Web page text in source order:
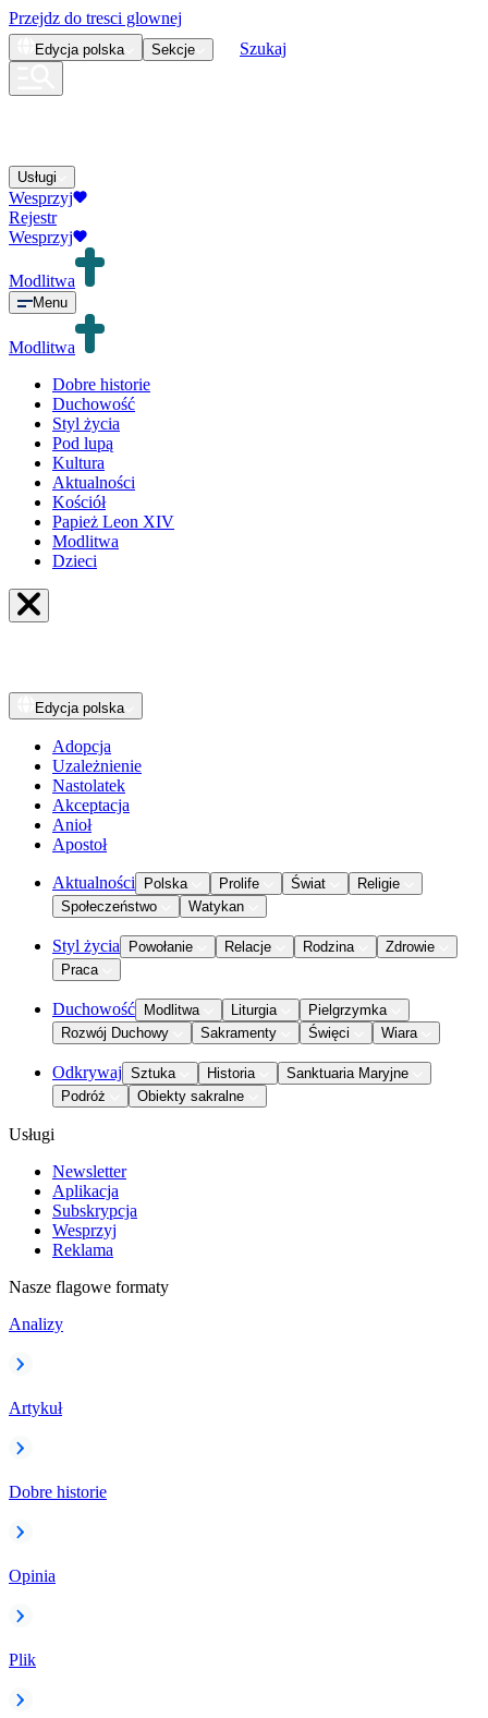
Przejdz do tresci glownej
Edycja polska Sekcje Szukaj
Usługi
Wesprzyj
Rejestr
Wesprzyj
Modlitwa
Menu
Modlitwa
Dobre historie
Duchowość
Styl życia
Pod lupą
Kultura
Aktualności
Kościół
Papież Leon XIV
Modlitwa
Dzieci
Edycja polska
Adopcja
Uzależnienie
Nastolatek
Akceptacja
Anioł
Apostoł
Aktualności Polska Prolife Świat
Religie
Społeczeństwo
Watykan
Styl życia Powołanie Relacje Rodzina
Zdrowie
Praca
Duchowość Modlitwa Liturgia
Pielgrzymka
Rozwój Duchowy
Sakramenty Święci Wiara
Odkrywaj Sztuka Historia
Sanktuaria Maryjne
Podróż
Obiekty sakralne
Usługi
Newsletter
Aplikacja
Subskrypcja
Wesprzyj
Reklama
Nasze flagowe formaty
Analizy
Artykuł
Dobre historie
Opinia
Plik